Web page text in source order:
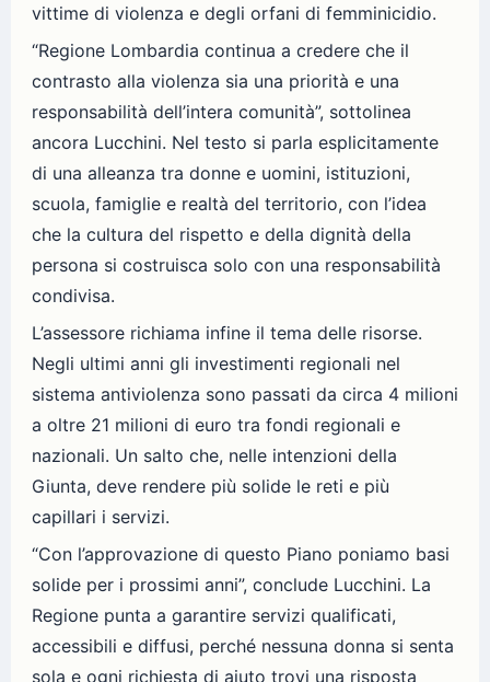
vittime di violenza e degli orfani di femminicidio.
“Regione Lombardia continua a credere che il
contrasto alla violenza sia una priorità e una
responsabilità dell’intera comunità”, sottolinea
ancora Lucchini. Nel testo si parla esplicitamente
di una alleanza tra donne e uomini, istituzioni,
scuola, famiglie e realtà del territorio, con l’idea
che la cultura del rispetto e della dignità della
persona si costruisca solo con una responsabilità
condivisa.
L’assessore richiama infine il tema delle risorse.
Negli ultimi anni gli investimenti regionali nel
sistema antiviolenza sono passati da circa 4 milioni
a oltre 21 milioni di euro tra fondi regionali e
nazionali. Un salto che, nelle intenzioni della
Giunta, deve rendere più solide le reti e più
capillari i servizi.
“Con l’approvazione di questo Piano poniamo basi
solide per i prossimi anni”, conclude Lucchini. La
Regione punta a garantire servizi qualificati,
accessibili e diffusi, perché nessuna donna si senta
sola e ogni richiesta di aiuto trovi una risposta